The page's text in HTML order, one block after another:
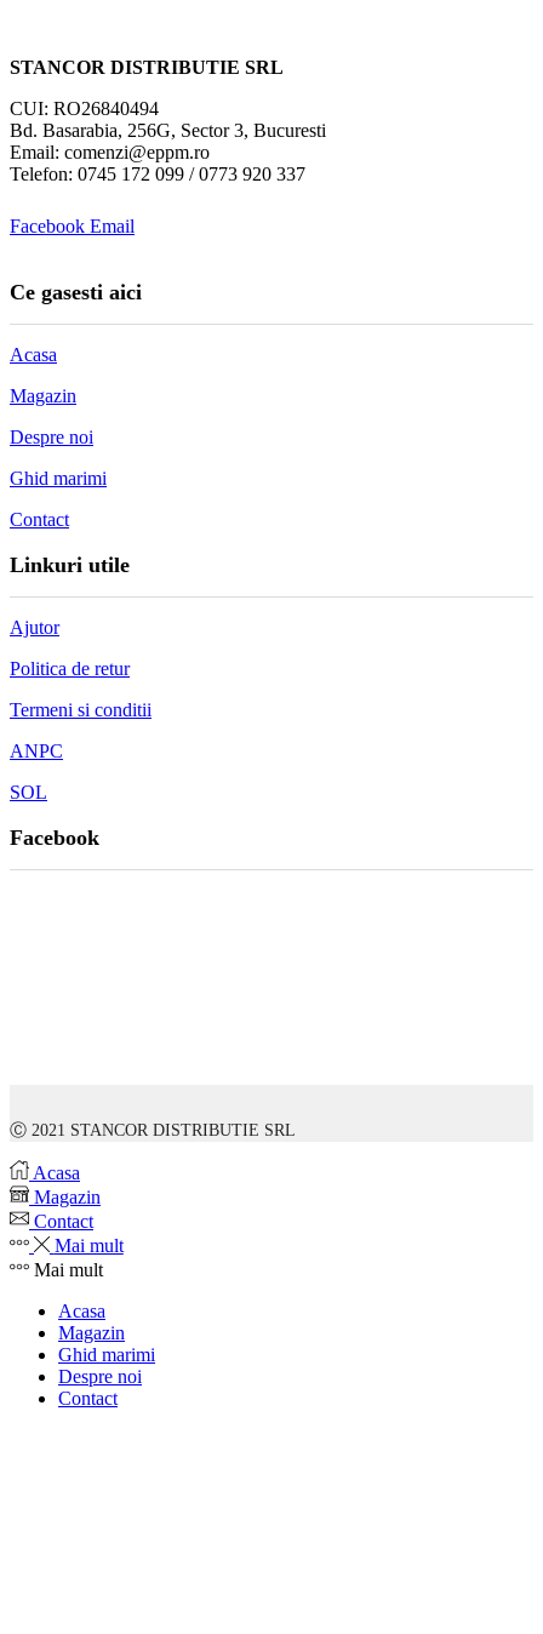
STANCOR DISTRIBUTIE SRL
CUI: RO26840494
Bd. Basarabia, 256G, Sector 3, Bucuresti
Email: comenzi@eppm.ro
Telefon: 0745 172 099 / 0773 920 337
Facebook Email
Ce gasesti aici
Acasa
Magazin
Despre noi
Ghid marimi
Contact
Linkuri utile
Ajutor
Politica de retur
Termeni si conditii
ANPC
SOL
Facebook
Ⓒ 2021 STANCOR DISTRIBUTIE SRL
Acasa
Magazin
Contact
Mai mult
Mai mult
Acasa
Magazin
Ghid marimi
Despre noi
Contact